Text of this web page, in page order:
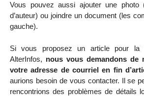
Vous pouvez aussi ajouter une photo
d’auteur) ou joindre un document (les
gauche).
Si vous proposez un article pour la
AlterInfos, nous vous demandons de
votre adresse de courriel en fin
aurions besoin de vous contacter. Il se
rencontrions des problèmes de détails